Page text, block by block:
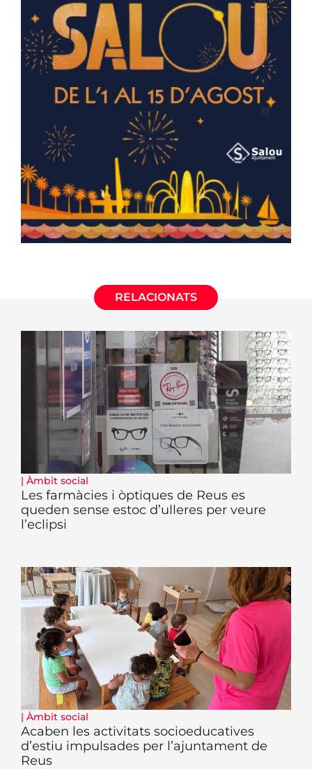
RELACIONATS
| Àmbit social
Les farmàcies i òptiques de Reus es
queden sense estoc d’ulleres per veure
l’eclipsi
| Àmbit social
Acaben les activitats socioeducatives
d’estiu impulsades per l’ajuntament de
Reus